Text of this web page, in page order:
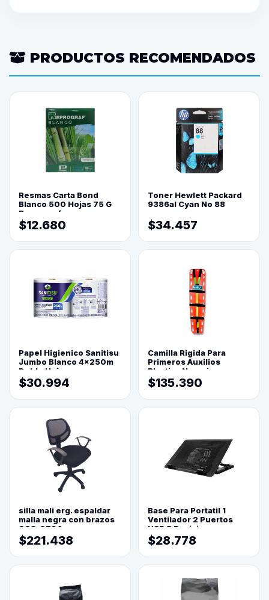
PRODUCTOS RECOMENDADOS
Resmas Carta Bond
Blanco 500 Hojas 75 G
Reprograf.
$12.680
Toner Hewlett Packard
9386al Cyan No 88
$34.457
Papel Higienico Sanitisu
Jumbo Blanco 4x250m
Doble Hoja
$30.994
Camilla Rigida Para
Primeros Auxilios
Plastica Naranja
$135.390
silla mali erg. espaldar
malla negra con brazos
003-0794
$221.438
Base Para Portatil 1
Ventilador 2 Puertos
USB 5 Posiciones
$28.778